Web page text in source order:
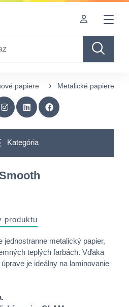
papiere Metalické papiere
Kategória
produktu
jednostranne metalický papier,
teplých farbách. Vďaka
je ideálny na laminovanie